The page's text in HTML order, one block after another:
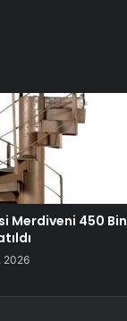
Merdiveni 450 Bin
2026